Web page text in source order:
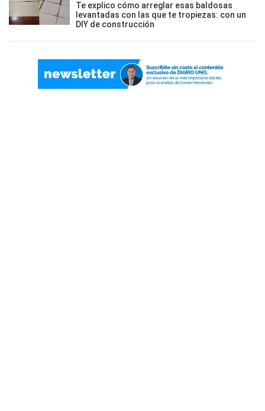
Te explico cómo arreglar esas baldosas
levantadas con las que te tropiezas: con un
DIY de construcción